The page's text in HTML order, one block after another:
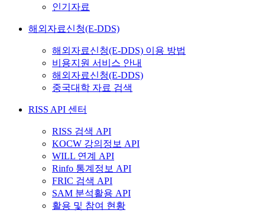
인기자료
해외자료신청(E-DDS)
해외자료신청(E-DDS) 이용 방법
비용지원 서비스 안내
해외자료신청(E-DDS)
중국대학 자료 검색
RISS API 센터
RISS 검색 API
KOCW 강의정보 API
WILL 연계 API
Rinfo 통계정보 API
FRIC 검색 API
SAM 분석활용 API
활용 및 참여 현황